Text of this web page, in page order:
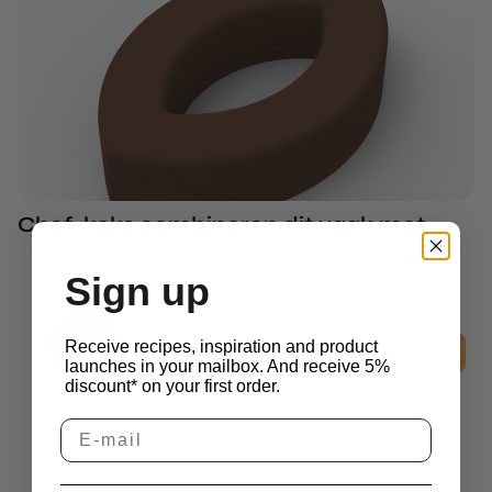
Chef-koks combineren dit vaak met
Caviar Ice Mold
£30.05 excl. btw
Sign up
Receive recipes, inspiration and product
launches in your mailbox. And receive 5%
discount* on your first order.